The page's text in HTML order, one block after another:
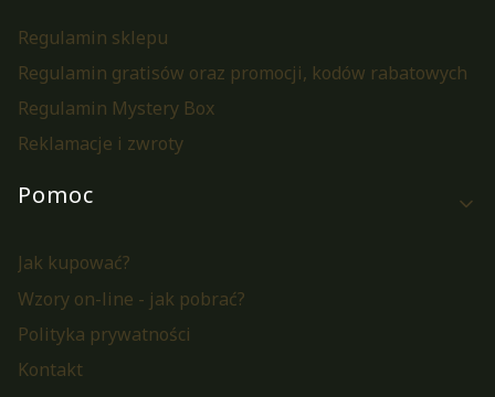
Regulamin sklepu
Regulamin gratisów oraz promocji, kodów rabatowych
Regulamin Mystery Box
Reklamacje i zwroty
Pomoc
Jak kupować?
Wzory on-line - jak pobrać?
Polityka prywatności
Kontakt